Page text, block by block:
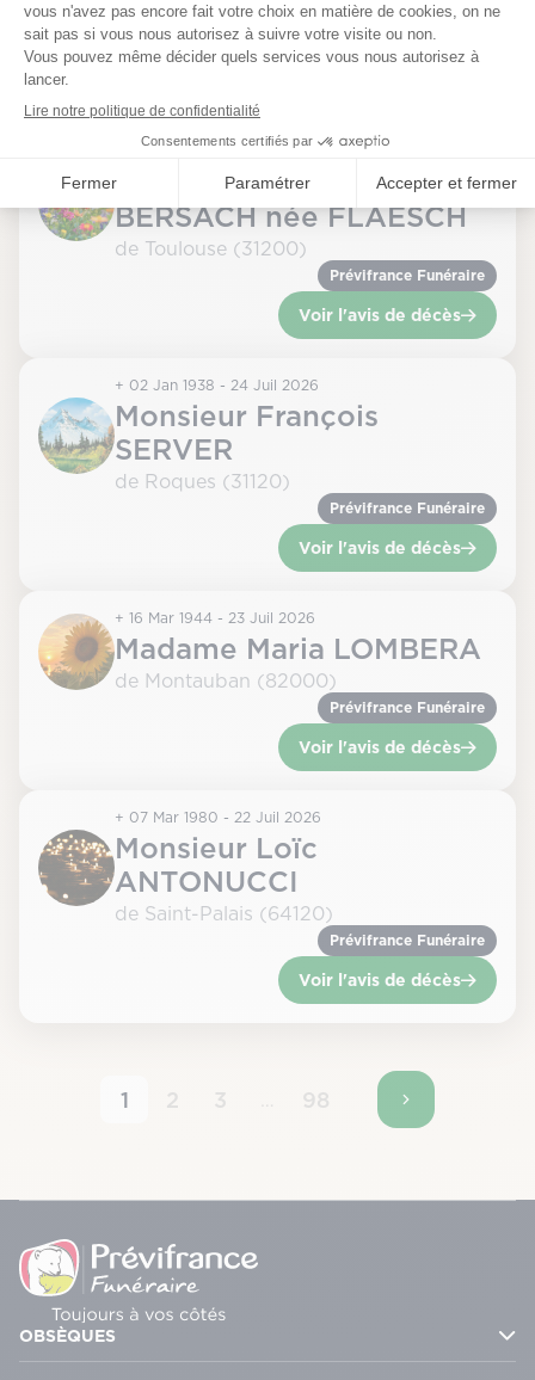
de Vernet (31810)
Prévifrance Funéraire
+ 11 Mai 1931 - 27 Juil 2026
Madame Monique
BERSACH née FLAESCH
de Toulouse (31200)
Prévifrance Funéraire
Voir l'avis de décès
+ 02 Jan 1938 - 24 Juil 2026
Monsieur François
SERVER
de Roques (31120)
Prévifrance Funéraire
Voir l'avis de décès
+ 16 Mar 1944 - 23 Juil 2026
Madame Maria LOMBERA
de Montauban (82000)
Prévifrance Funéraire
Voir l'avis de décès
+ 07 Mar 1980 - 22 Juil 2026
Monsieur Loïc
ANTONUCCI
de Saint-Palais (64120)
Prévifrance Funéraire
Voir l'avis de décès
1 2 3 98
OBSÈQUES